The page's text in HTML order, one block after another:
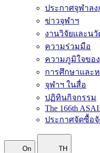
ประกาศจุฬาล
ข่าวจุฬาฯ
งานวิจัยและนวั
ความร่วมมือ
ความภูมิใจขอ
การศึกษาและ
จุฬาฯ ในสื่อ
ปฏิทินกิจกรรม
The 166th
ประกาศจัดซื้อจั
On TH